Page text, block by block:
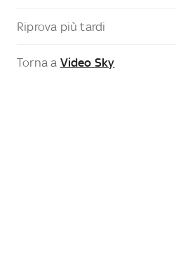
Riprova più tardi
Torna a Video Sky